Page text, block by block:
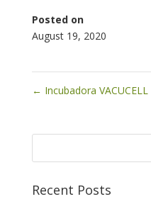
Posted on
August 19, 2020
← Incubadora VACUCELL
Recent Posts